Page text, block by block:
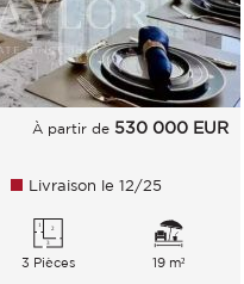
À partir de 530 000 EUR
Livraison le 12/25
3 Pièces 19 m²